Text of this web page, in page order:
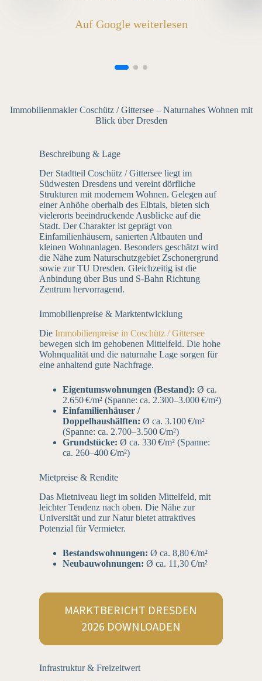
Auf Google weiterlesen
Immobilienmakler Coschütz / Gittersee – Naturnahes Wohnen mit
Blick über Dresden
Beschreibung & Lage
Der Stadtteil Coschütz / Gittersee liegt im
Südwesten Dresdens und vereint dörfliche
Strukturen mit modernem Wohnen. Gelegen auf
einer Anhöhe oberhalb des Elbtals, bieten sich
vielerorts beeindruckende Ausblicke auf die
Stadt. Der Charakter ist geprägt von
Einfamilienhäusern, sanierten Altbauten und
kleinen Wohnanlagen. Besonders geschätzt wird
die Nähe zum Naturschutzgebiet Zschonergrund
sowie zur TU Dresden. Gleichzeitig ist die
Anbindung über Bus und S-Bahn Richtung
Zentrum hervorragend.
Immobilienpreise & Marktentwicklung
DieImmobilienpreise in Coschütz / Gittersee
bewegen sich im gehobenen Mittelfeld. Die hohe
Wohnqualität und die naturnahe Lage sorgen für
eine anhaltend gute Nachfrage.
Eigentumswohnungen (Bestand): Ø ca.
2.650 €/m² (Spanne: ca. 2.300–3.000 €/m²)
Einfamilienhäuser /
Doppelhaushälften: Ø ca. 3.100 €/m²
(Spanne: ca. 2.700–3.500 €/m²)
Grundstücke: Ø ca. 330 €/m² (Spanne:
ca. 260–400 €/m²)
Mietpreise & Rendite
Das Mietniveau liegt im soliden Mittelfeld, mit
leichter Tendenz nach oben. Die Nähe zur
Universität und zur Natur bietet attraktives
Potenzial für Vermieter.
Bestandswohnungen: Ø ca. 8,80 €/m²
Neubauwohnungen: Ø ca. 11,30 €/m²
MARKTBERICHT DRESDEN
2026 DOWNLOADEN
Infrastruktur & Freizeitwert